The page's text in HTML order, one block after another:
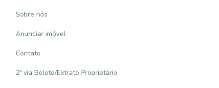
Sobre nós
Anunciar imóvel
Contato
2ª via Boleto/Extrato Proprietário